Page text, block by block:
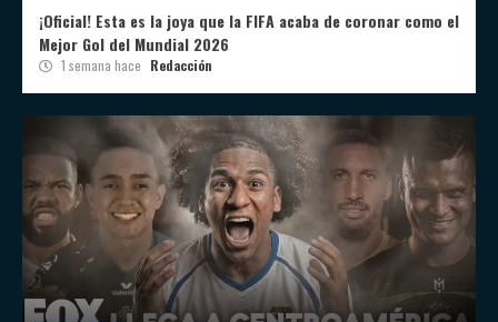
¡Oficial! Esta es la joya que la FIFA acaba de coronar como el
Mejor Gol del Mundial 2026
1 semana hace Redacción